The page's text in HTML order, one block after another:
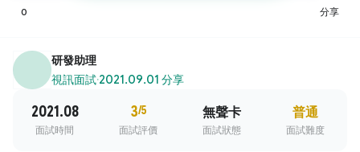
0 分享
研發助理
視訊面試·2021.09.01 分享
2021.08
面試時間
3/5
面試評價
無聲卡
面試狀態
普通
面試難度